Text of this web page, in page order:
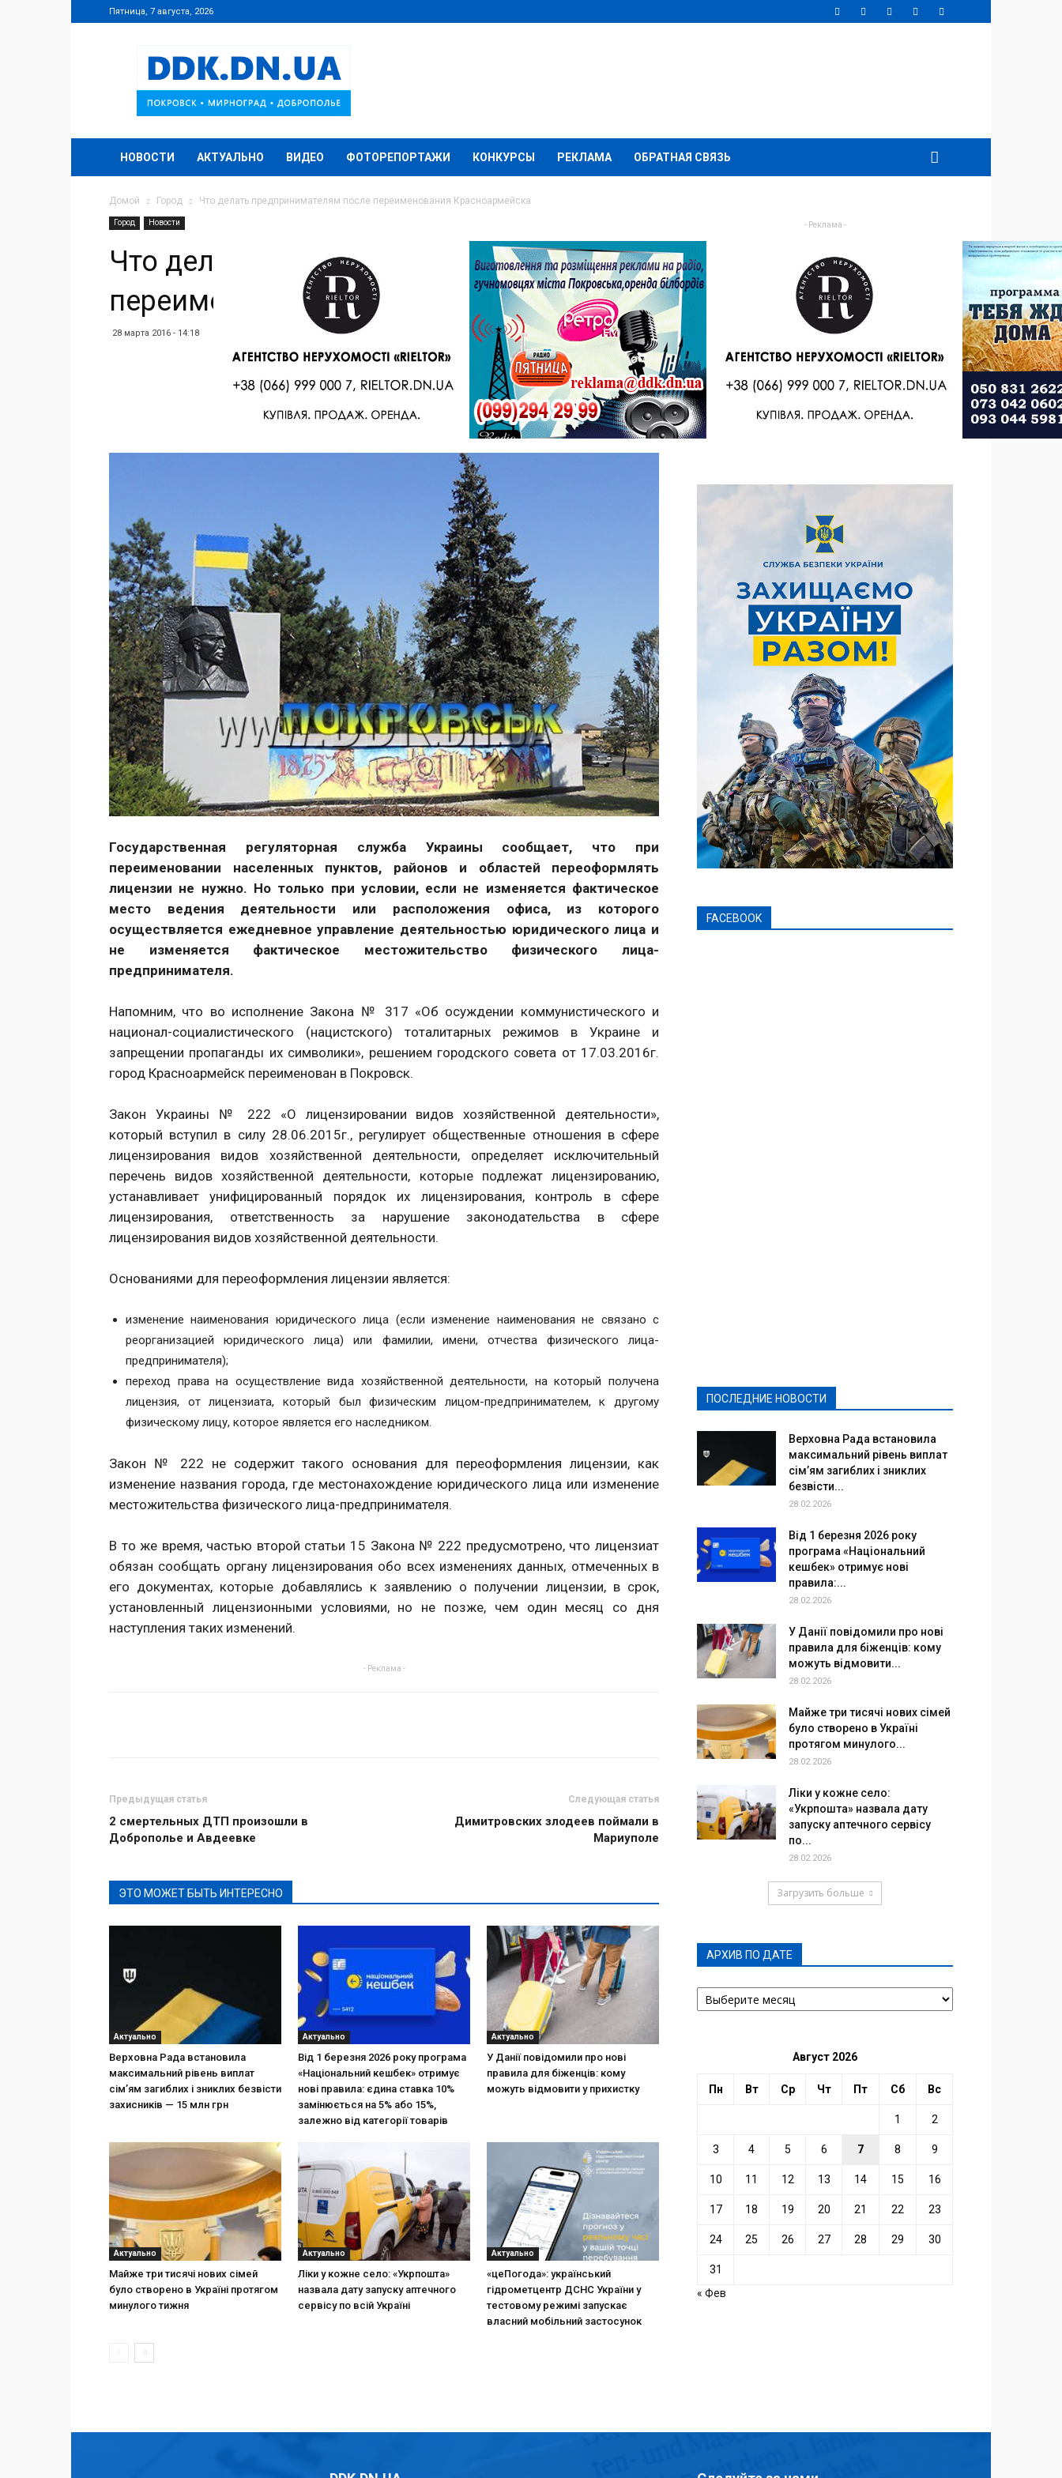
Пятница, 7 августа, 2026
DDK.DN.UA
НОВОСТИ АКТУАЛЬНО ВИДЕО ФОТОРЕПОРТАЖИ КОНКУРСЫ РЕКЛАМА ОБРАТНАЯ СВЯЗЬ
Домой Город Что делать предпринимателям после переименования Красноармейска
Город Новости
Что делать предпринимателям после
переименования Красноармейска
28 марта 2016 - 14:18
Государственная регуляторная служба Украины сообщает, что при
переименовании населенных пунктов, районов и областей переоформлять
лицензии не нужно. Но только при условии, если не изменяется фактическое
место ведения деятельности или расположения офиса, из которого
осуществляется ежедневное управление деятельностью юридического лица и
не изменяется фактическое местожительство физического лица-
предпринимателя.
Напомним, что во исполнение Закона № 317 «Об осуждении коммунистического и
национал-социалистического (нацистского) тоталитарных режимов в Украине и
запрещении пропаганды их символики», решением городского совета от 17.03.2016г.
город Красноармейск переименован в Покровск.
Закон Украины № 222 «О лицензировании видов хозяйственной деятельности»,
который вступил в силу 28.06.2015г., регулирует общественные отношения в сфере
лицензирования видов хозяйственной деятельности, определяет исключительный
перечень видов хозяйственной деятельности, которые подлежат лицензированию,
устанавливает унифицированный порядок их лицензирования, контроль в сфере
лицензирования, ответственность за нарушение законодательства в сфере
лицензирования видов хозяйственной деятельности.
Основаниями для переоформления лицензии является:
изменение наименования юридического лица (если изменение наименования не связано с
реорганизацией юридического лица) или фамилии, имени, отчества физического лица-
предпринимателя);
переход права на осуществление вида хозяйственной деятельности, на который получена
лицензия, от лицензиата, который был физическим лицом-предпринимателем, к другому
физическому лицу, которое является его наследником.
Закон № 222 не содержит такого основания для переоформления лицензии, как
изменение названия города, где местонахождение юридического лица или изменение
местожительства физического лица-предпринимателя.
В то же время, частью второй статьи 15 Закона № 222 предусмотрено, что лицензиат
обязан сообщать органу лицензирования обо всех изменениях данных, отмеченных в
его документах, которые добавлялись к заявлению о получении лицензии, в срок,
установленный лицензионными условиями, но не позже, чем один месяц со дня
наступления таких изменений.
- Реклама -
Предыдущая статья
2 смертельных ДТП произошли в
Доброполье и Авдеевке
Следующая статья
Димитровских злодеев поймали в
Мариуполе
ЭТО МОЖЕТ БЫТЬ ИНТЕРЕСНО
Актуально
Верховна Рада встановила
максимальний рівень виплат
сім’ям загиблих і зниклих безвісти
захисників — 15 млн грн
Актуально
Від 1 березня 2026 року програма
«Національний кешбек» отримує
нові правила: єдина ставка 10%
замінюється на 5% або 15%,
залежно від категорії товарів
Актуально
У Данії повідомили про нові
правила для біженців: кому
можуть відмовити у прихистку
Актуально
Майже три тисячі нових сімей
було створено в Україні протягом
минулого тижня
Актуально
Ліки у кожне село: «Укрпошта»
назвала дату запуску аптечного
сервісу по всій Україні
Актуально
«цеПогода»: український
гідрометцентр ДСНС України у
тестовому режимі запускає
власний мобільний застосунок
- Реклама -
FACEBOOK
ПОСЛЕДНИЕ НОВОСТИ
Верховна Рада встановила
максимальний рівень виплат
сім’ям загиблих і зниклих
безвісти...
28.02.2026
Від 1 березня 2026 року
програма «Національний
кешбек» отримує нові
правила:...
28.02.2026
У Данії повідомили про нові
правила для біженців: кому
можуть відмовити...
28.02.2026
Майже три тисячі нових сімей
було створено в Україні
протягом минулого...
28.02.2026
Ліки у кожне село:
«Укрпошта» назвала дату
запуску аптечного сервісу
по...
28.02.2026
Загрузить больше
АРХИВ ПО ДАТЕ
АРХИВ
ПО
Август 2026
Пн Вт Ср Чт Пт Сб Вс
1 2
3 4 5 6 7 8 9
10 11 12 13 14 15 16
17 18 19 20 21 22 23
24 25 26 27 28 29 30
31
« Фев